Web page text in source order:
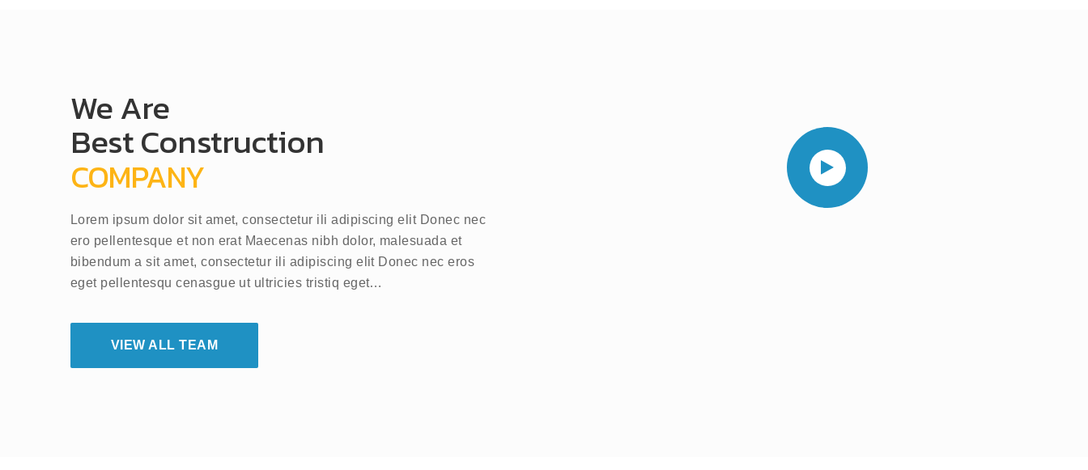
We Are
Best Construction
COMPANY
Lorem ipsum dolor sit amet, consectetur ili adipiscing elit Donec nec
ero pellentesque et non erat Maecenas nibh dolor, malesuada et
bibendum a sit amet, consectetur ili adipiscing elit Donec nec eros
eget pellentesqu cenasgue ut ultricies tristiq eget…
VIEW ALL TEAM